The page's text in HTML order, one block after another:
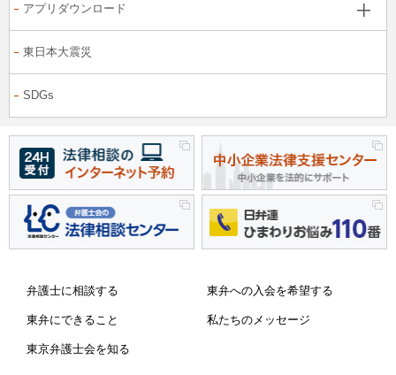
アプリダウンロード
東日本大震災
SDGs
弁護士に相談する 東弁への入会を希望する
東弁にできること 私たちのメッセージ
東京弁護士会を知る